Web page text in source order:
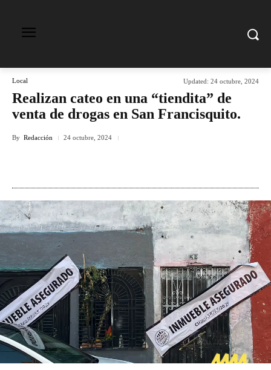
Local Updated: 24 octubre, 2024
Realizan cateo en una “tiendita” de
venta de drogas en San Francisquito.
By Redacción 24 octubre, 2024